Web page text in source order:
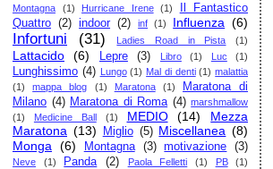
Montagna
(1) Hurricane Irene (1)
Il Fantastico
Quattro (2) indoor (2) inf (1) Influenza (6)
Infortuni (31) Ladies Road in Pista (1)
Lattacido (6) Lepre (3) Libro (1) Luc (1)
Lunghissimo (4) Lungo (1) Mal di denti (1) malattia
(1)
mappa blog (1) Maratona (1)
Maratona di
Milano (4) Maratona di Roma (4) marshmallow
(1)
Medicine Ball (1) MEDIO (14)
Mezza
Maratona (13) Miglio (5) Miscellanea (8)
Monga
(6) Montagna (3) motivazione (3)
Neve (1) Panda (2) Paola Felletti (1) PB (1)